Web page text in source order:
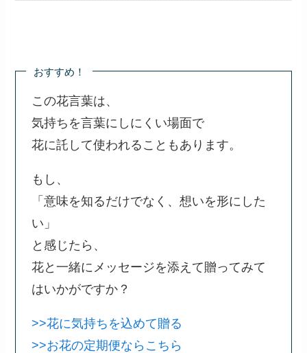
おすすめ！
この花言葉は、
気持ちを言葉にしにくい場面で
花に託して使われることもあります。
もし、
「意味を知るだけでなく、想いを形にした
い」
と感じたら、
花と一緒にメッセージを添えて贈ってみて
はいかがですか？
>>花に気持ちを込めて贈る
>>お花の定期便ならこちら